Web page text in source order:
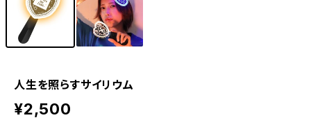
人生を照らすサイリウム
¥2,500